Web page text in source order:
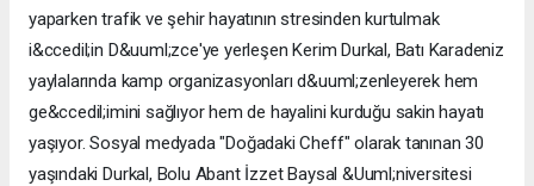
yaparken trafik ve şehir hayatının stresinden kurtulmak
i&ccedil;in D&uuml;zce'ye yerleşen Kerim Durkal, Batı Karadeniz
yaylalarında kamp organizasyonları d&uuml;zenleyerek hem
ge&ccedil;imini sağlıyor hem de hayalini kurduğu sakin hayatı
yaşıyor. Sosyal medyada "Doğadaki Cheff" olarak tanınan 30
yaşındaki Durkal, Bolu Abant İzzet Baysal &Uuml;niversitesi